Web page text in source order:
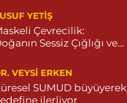
SOKAK NO:2 4 04825413156
Yol Tarifi Al
CAD. NO:2A 04825911091
YETİŞ
Çevrecilik:
Sessiz Çığlığı ve
VEYSI ERKEN
SUMUD büyüyerek
ilerliyor